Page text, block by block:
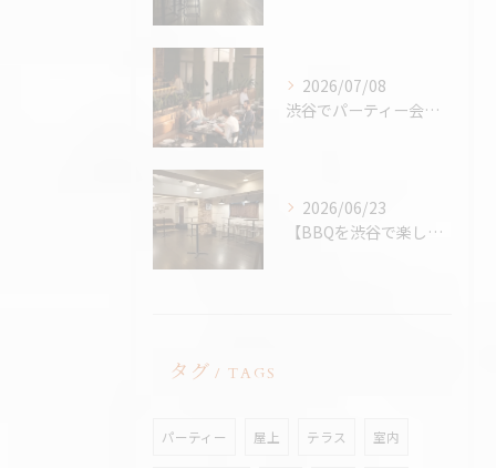
2026/07/08
渋谷でパーティー会場を探すコツ完全版｜パーティープランナー歴24年の筆者が解説
2026/06/23
【BBQを渋谷で楽しむなら、熱中症対策万全の室内BBQ！貸切...
タグ TAGS
パーティー 屋上 テラス 室内